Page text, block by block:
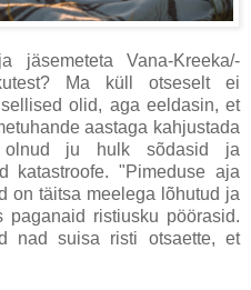
Vana-Kreeka/-
Ma küll otseselt ei
olid, aga eeldasin, et
aastaga kahjustada
ju hulk sõdasid ja
katastroofe. "Pimeduse aja
on täitsa meelega lõhutud ja
ristiusku pöörasid.
nad suisa risti otsaette, et